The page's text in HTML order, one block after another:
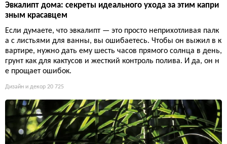
Эвкалипт дома: секреты идеального ухода за этим капри
зным красавцем
Если думаете, что эвкалипт — это просто неприхотливая палк
а с листьями для ванны, вы ошибаетесь. Чтобы он выжил в к
вартире, нужно дать ему шесть часов прямого солнца в день,
грунт как для кактусов и жесткий контроль полива. И да, он н
е прощает ошибок.
Дизайн и декор 20 725